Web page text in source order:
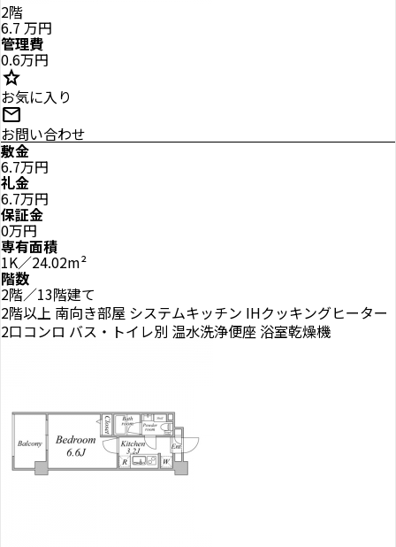
2階
6.7 万円
管理費
0.6万円
star
お気に入り
mail
お問い合わせ
敷金
6.7万円
礼金
6.7万円
保証金
0万円
専有面積
1K／24.02m²
階数
2階／13階建て
2階以上 南向き部屋 システムキッチン IHクッキングヒーター
2口コンロ バス・トイレ別 温水洗浄便座 浴室乾燥機